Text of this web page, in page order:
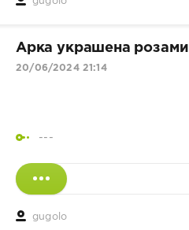
Арка украшена розами
20/06/2024 21:14
---
gugolo